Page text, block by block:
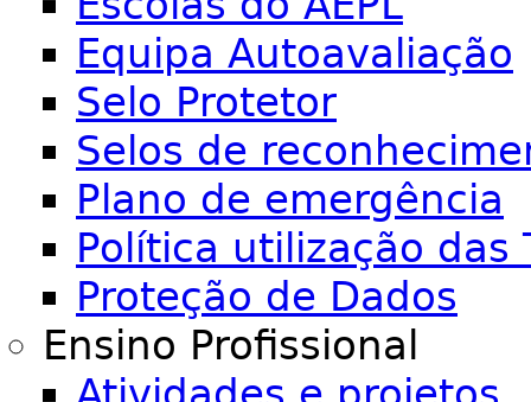
Equipa Autoavaliação
Selo Protetor
Selos de
Plano de emergência
Política utilização das
Proteção de Dados
Ensino Profissional